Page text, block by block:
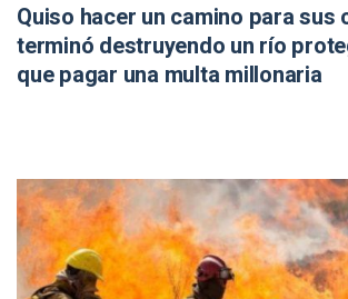
Quiso hacer un camino para sus
terminó destruyendo un río
que pagar una multa millonaria